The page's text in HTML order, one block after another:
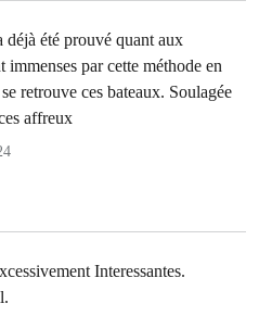
déjà été prouvé quant aux
par cette méthode en
retrouve ces bateaux. Soulagée
affreux
Interessantes.